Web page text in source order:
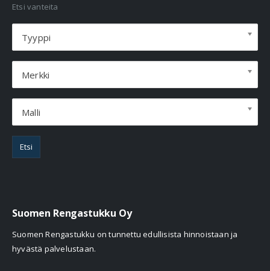
Etsi vanteita
Tyyppi
Merkki
Malli
Etsi
Suomen Rengastukku Oy
Suomen Rengastukku on tunnettu edullisista hinnoistaan ja
hyvästä palvelustaan.